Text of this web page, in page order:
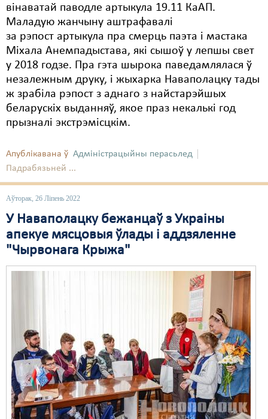
вінаватай паводле артыкула 19.11 КаАП.
Маладую жанчыну аштрафавалі
за рэпост артыкула пра смерць паэта і мастака
Міхала Анемпадыстава, які сышоў у лепшы свет
у 2018 годзе. Пра гэта шырока паведамлялася ў
незалежным друку, і жыхарка Наваполацку тады
ж зрабіла рэпост з аднаго з найстарэйшых
беларускіх выданняў, якое праз некалькі год
прызналі экстрэмісцкім.
Апублікавана ў Адміністрацыйны перасьлед
Падрабязьней ...
Аўторак, 26 Ліпень 2022
У Наваполацку бежанцаў з Украіны
апекуе мясцовыя ўлады і аддзяленне
"Чырвонага Крыжа"